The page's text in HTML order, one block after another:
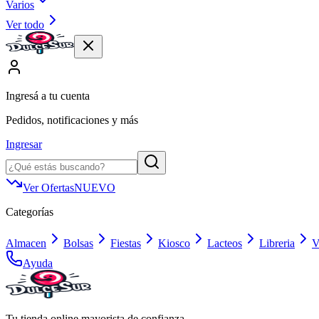
Varios
Ver todo
Ingresá a tu cuenta
Pedidos, notificaciones y más
Ingresar
Ver OfertasNUEVO
Categorías
Almacen Bolsas Fiestas Kiosco Lacteos Libreria
Ayuda